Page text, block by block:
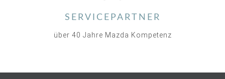
SERVICEPARTNER
über 40 Jahre Mazda Kompetenz